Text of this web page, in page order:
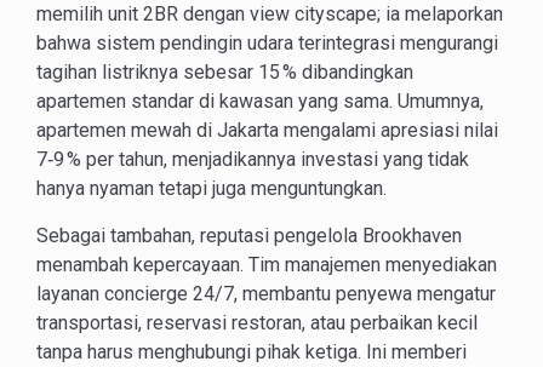
memilih unit 2BR dengan view cityscape; ia melaporkan
bahwa sistem pendingin udara terintegrasi mengurangi
tagihan listriknya sebesar 15 % dibandingkan
apartemen standar di kawasan yang sama. Umumnya,
apartemen mewah di Jakarta mengalami apresiasi nilai
7‑9 % per tahun, menjadikannya investasi yang tidak
hanya nyaman tetapi juga menguntungkan.
Sebagai tambahan, reputasi pengelola Brookhaven
menambah kepercayaan. Tim manajemen menyediakan
layanan concierge 24/7, membantu penyewa mengatur
transportasi, reservasi restoran, atau perbaikan kecil
tanpa harus menghubungi pihak ketiga. Ini memberi